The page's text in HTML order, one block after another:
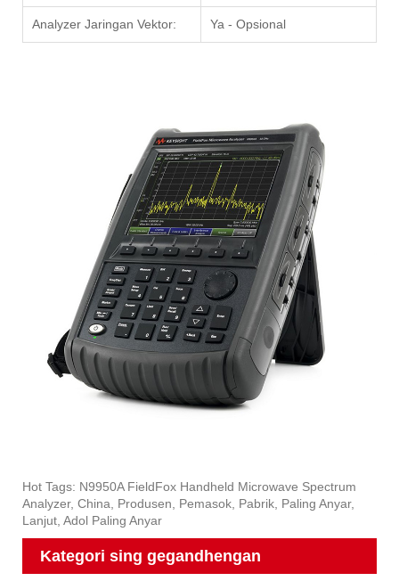
Analyzer Jaringan Vektor: Ya - Opsional
Hot Tags: N9950A FieldFox Handheld Microwave Spectrum
Analyzer, China, Produsen, Pemasok, Pabrik, Paling Anyar,
Lanjut, Adol Paling Anyar
Kategori sing gegandhengan